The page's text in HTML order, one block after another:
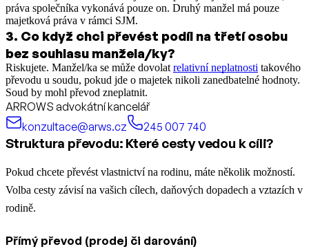
práva společníka vykonává pouze on. Druhý manžel má pouze
majetková práva v rámci SJM.
3. Co když chci převést podíl na třetí osobu
bez souhlasu manžela/ky?
Riskujete. Manžel/ka se může dovolatrelativní neplatnosti takového
převodu u soudu, pokud jde o majetek nikoli zanedbatelné hodnoty.
Soud by mohl převod zneplatnit.
ARROWS advokátní kancelář
konzultace@arws.cz
245 007 740
Struktura převodu: Které cesty vedou k cíli?
Pokud chcete převést vlastnictví na rodinu, máte několik možností.
Volba cesty závisí na vašich cílech, daňových dopadech a vztazích v
rodině.
Přímý převod (prodej či darování)